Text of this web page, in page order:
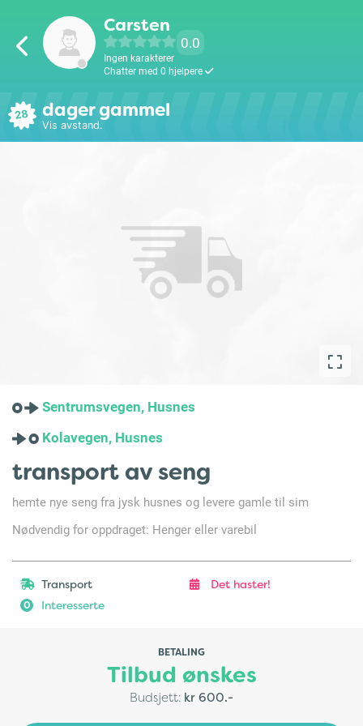
Carsten
0.0
Ingen karakterer
Chatter med 0 hjelpere
28 dager gammel
Vis avstand.
Sentrumsvegen, Husnes
Kolavegen, Husnes
transport av seng
hemte nye seng fra jysk husnes og levere gamle til sim
Nødvendig for oppdraget: Henger eller varebil
Transport Det haster!
0 Interesserte
BETALING
Tilbud ønskes
Budsjett: kr 600.-